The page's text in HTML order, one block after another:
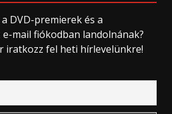
DVD-premierek és a
mail fiókodban landolnának?
iratkozz fel heti hírlevelünkre!